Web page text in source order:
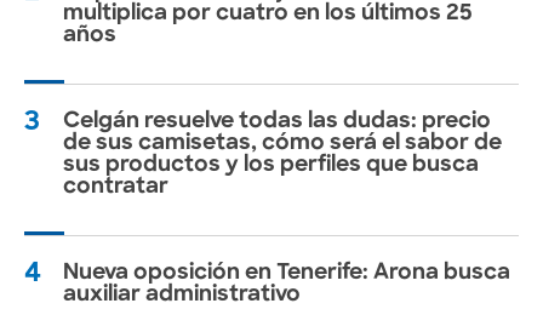
multiplica por cuatro en los últimos 25
años
3
Celgán resuelve todas las dudas: precio
de sus camisetas, cómo será el sabor de
sus productos y los perfiles que busca
contratar
4
Nueva oposición en Tenerife: Arona busca
auxiliar administrativo